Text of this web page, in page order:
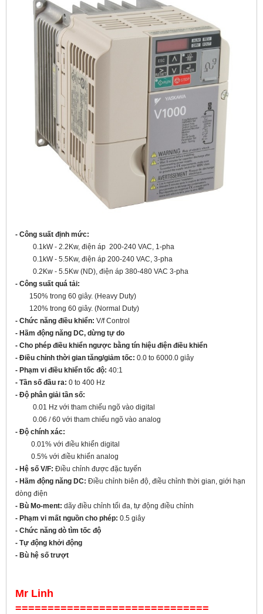
- Công suất định mức:
0.1kW - 2.2Kw, điện áp 200-240 VAC, 1-pha
0.1kW - 5.5Kw, điện áp 200-240 VAC, 3-pha
0.2Kw - 5.5Kw (ND), điện áp 380-480 VAC 3-pha
- Công suất quá tải:
150% trong 60 giây. (Heavy Duty)
120% trong 60 giây. (Normal Duty)
- Chức năng điều khiển: V/f Control
- Hãm động năng DC, dừng tự do
- Cho phép điều khiển ngược bằng tín hiệu điện điều khiển
- Điều chỉnh thời gian tăng/giảm tốc: 0.0 to 6000.0 giây
- Phạm vi điều khiển tốc độ: 40:1
- Tần số đầu ra: 0 to 400 Hz
- Độ phân giải tần số:
0.01 Hz với tham chiếu ngõ vào digital
0.06 / 60 với tham chiếu ngõ vào analog
- Độ chính xác:
0.01% với điều khiển digital
0.5% với điều khiển analog
- Hệ số V/F: Điều chỉnh được đặc tuyến
- Hãm động năng DC: Điều chỉnh biên độ, điều chỉnh thời gian, giới hạn
dòng điện
- Bù Mo-ment: dãy điều chỉnh tối đa, tự động điều chỉnh
- Phạm vi mất nguồn cho phép: 0.5 giây
- Chức năng dò tìm tốc độ
- Tự động khởi động
- Bù hệ số trượt
Mr Linh
==============================